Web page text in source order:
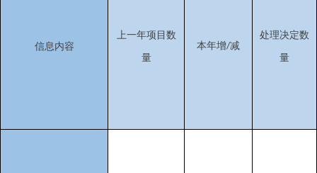
信息内容
上一年项目数
量
本年增/减
处理决定数
量